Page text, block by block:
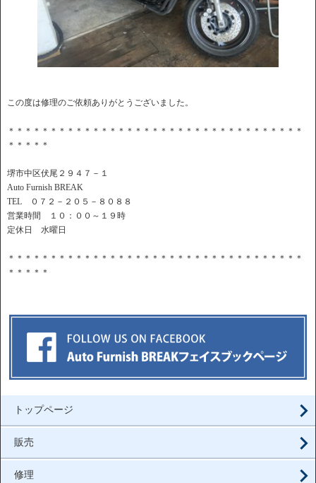
この度は修理のご依頼ありがとうございました。
＊＊＊＊＊＊＊＊＊＊＊＊＊＊＊＊＊＊＊＊＊＊＊＊＊＊＊＊＊＊＊＊＊＊＊
＊＊＊＊＊
堺市中区伏尾２９４７－１
Auto Furnish BREAK
TEL ０７２－２０５－８０８８
営業時間 １０：００～１９時
定休日 水曜日
＊＊＊＊＊＊＊＊＊＊＊＊＊＊＊＊＊＊＊＊＊＊＊＊＊＊＊＊＊＊＊＊＊＊＊
＊＊＊＊＊
トップページ
販売
修理